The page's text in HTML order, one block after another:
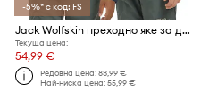
-5%* с код: FS
Jack Wolfskin преходно яке за деца FLAZE JACKET K
Текуща цена:
54,99 €
Редовна цена:83,99 €
Най-ниска цена:55,99 €